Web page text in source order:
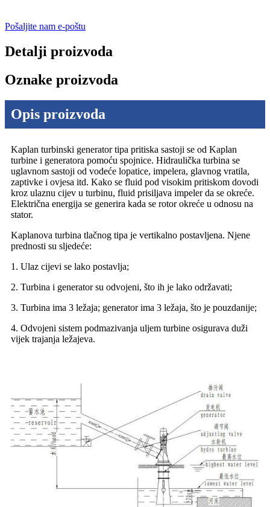
Pošaljite nam e-poštu
Detalji proizvoda
Oznake proizvoda
Opis proizvoda
Kaplan turbinski generator tipa pritiska sastoji se od Kaplan
turbine i generatora pomoću spojnice. Hidraulička turbina se
uglavnom sastoji od vodeće lopatice, impelera, glavnog vratila,
zaptivke i ovjesa itd. Kako se fluid pod visokim pritiskom dovodi
kroz ulaznu cijev u turbinu, fluid prisiljava impeler da se okreće.
Električna energija se generira kada se rotor okreće u odnosu na
stator.
Kaplanova turbina tlačnog tipa je vertikalno postavljena. Njene
prednosti su sljedeće:
1. Ulaz cijevi se lako postavlja;
2. Turbina i generator su odvojeni, što ih je lako održavati;
3. Turbina ima 3 ležaja; generator ima 3 ležaja, što je pouzdanije;
4. Odvojeni sistem podmazivanja uljem turbine osigurava duži
vijek trajanja ležajeva.